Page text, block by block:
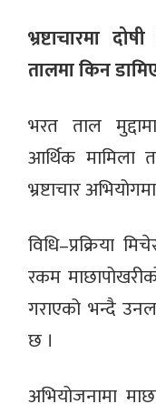
भ्रष्टाचारमा
तालमा किन
भरत ताल
आर्थिक मामिला
भ्रष्टाचार
विधि–प्रक्रिया
रकम
गराएको भन्दै
छ ।
अभियोजनामा